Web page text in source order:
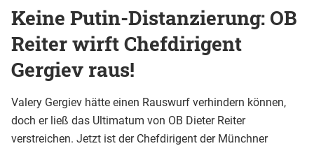
Keine Putin-Distanzierung: OB
Reiter wirft Chefdirigent
Gergiev raus!
Valery Gergiev hätte einen Rauswurf verhindern können,
doch er ließ das Ultimatum von OB Dieter Reiter
verstreichen. Jetzt ist der Chefdirigent der Münchner